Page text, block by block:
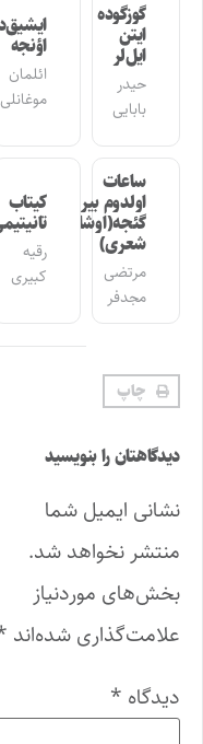
گوزگوده
ایتن
ایل‌لر
حیدر
بابایی
ایشیق‌دان
اؤنجه
ائلمان
موغانلی
ساعات
اولدوم بیر
گئجه(اوشاق
شعری)
مرتضی
مجدفر
کیتاب
تانیتیمی
کبیری
چاپ
دیدگاهتان را بنویسید
نشانی ایمیل شما
منتشر نخواهد شد.
بخش‌های موردنیاز
علامت‌گذاری شده‌اند*
دیدگاه*